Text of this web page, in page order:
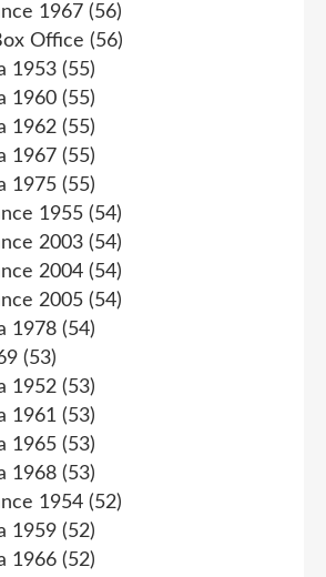
1967 (56)
Office (56)
1953 (55)
1960 (55)
1962 (55)
1967 (55)
1975 (55)
1955 (54)
2003 (54)
2004 (54)
2005 (54)
1978 (54)
(53)
1952 (53)
1961 (53)
1965 (53)
1968 (53)
1954 (52)
1959 (52)
1966 (52)